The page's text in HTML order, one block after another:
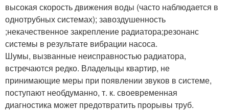
высокая скорость движения воды (часто наблюдается в
однотрубных системах); завоздушенность
;некачественное закрепление радиатора;резонанс
системы в результате вибрации насоса.
Шумы, вызванные неисправностью радиатора,
встречаются редко. Владельцы квартир, не
принимающие меры при появлении звуков в системе,
поступают необдуманно, т. к. своевременная
диагностика может предотвратить прорывы труб.